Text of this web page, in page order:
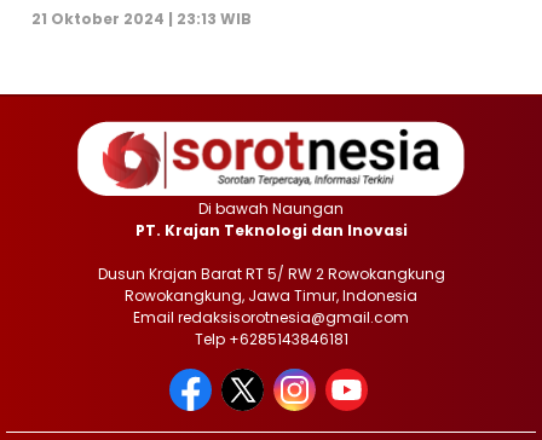
21 Oktober 2024 | 23:13 WIB
Di bawah Naungan
PT. Krajan Teknologi dan Inovasi
Dusun Krajan Barat RT 5/ RW 2 Rowokangkung
Rowokangkung, Jawa Timur, Indonesia
Email redaksisorotnesia@gmail.com
Telp +6285143846181